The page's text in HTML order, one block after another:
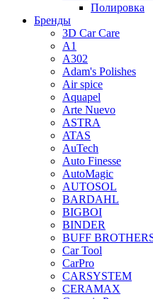
Полировка
Бренды
3D Car Care
A1
A302
Adam's Polishes
Air spice
Aquapel
Arte Nuevo
ASTRA
ATAS
AuTech
Auto Finesse
AutoMagic
AUTOSOL
BARDAHL
BIGBOI
BINDER
BUFF
Car Tool
CarPro
CARSYSTEM
CERAMAX